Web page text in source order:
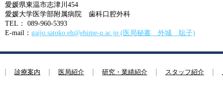
愛媛県東温市志津川454
愛媛大学医学部附属病院 歯科口腔外科
TEL： 089-960-5393
E-mail： gaijo.satoko.eh@ehime-u.ac.jp (医局秘書 外城 聡子)
診療案内 医局紹介 研究・業績紹介 スタッフ紹介